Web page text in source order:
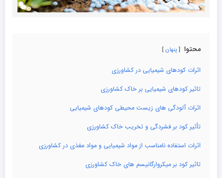
محتوا پنهان
اثرات کودهای شیمیایی در کشاورزی
تاثیر کودهای شیمیایی بر خاک کشاورزی
اثرات آلودگی های زیست محیطی کودهای شیمیایی
تأثیر کود بر فشردگی و تخریب خاک کشاورزی
اثرات استفاده نامناسب از مواد شیمیایی و مواد مغذی در کشاورزی
تاثیر کود بر میکروارگانیسم های خاک کشاورزی